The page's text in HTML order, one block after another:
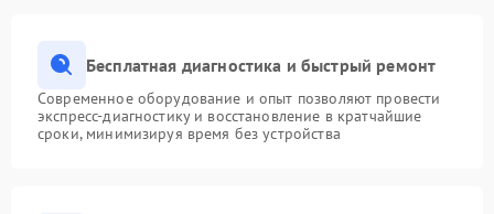
Бесплатная диагностика и быстрый ремонт
Современное оборудование и опыт позволяют провести
экспресс-диагностику и восстановление в кратчайшие
сроки, минимизируя время без устройства